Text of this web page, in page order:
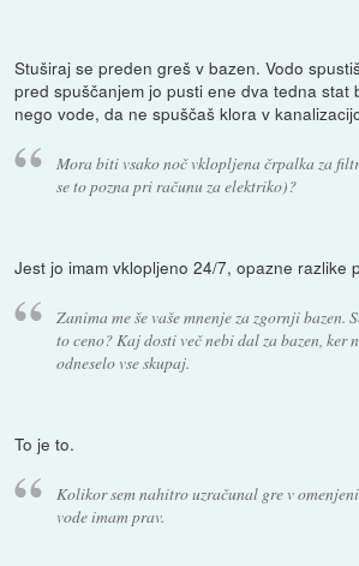
Stuširaj se preden greš v bazen. Vodo
pred spuščanjem jo pusti ene dva tedna stat
nego vode, da ne spuščaš klora v
Mora biti vsako noč vklopljena črpalka za
se to pozna pri računu za elektriko)?
Jest jo imam vklopljeno 24/7, opazne razlike
Zanima me še vaše mnenje za zgornji bazen.
to ceno? Kaj dosti več nebi dal za bazen, ker
odneselo vse skupaj.
To je to.
Kolikor sem nahitro uzračunal gre v
vode imam prav.